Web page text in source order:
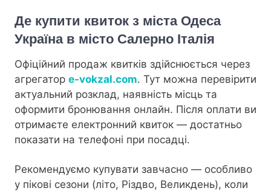
Де купити квиток з міста Одеса
Україна в місто Салерно Італія
Офіційний продаж квитків здійснюється через
агрегатор e-vokzal.com. Тут можна перевірити
актуальний розклад, наявність місць та
оформити бронювання онлайн. Після оплати ви
отримаєте електронний квиток — достатньо
показати на телефоні при посадці.
Рекомендуємо купувати завчасно — особливо
у пікові сезони (літо, Різдво, Великдень), коли